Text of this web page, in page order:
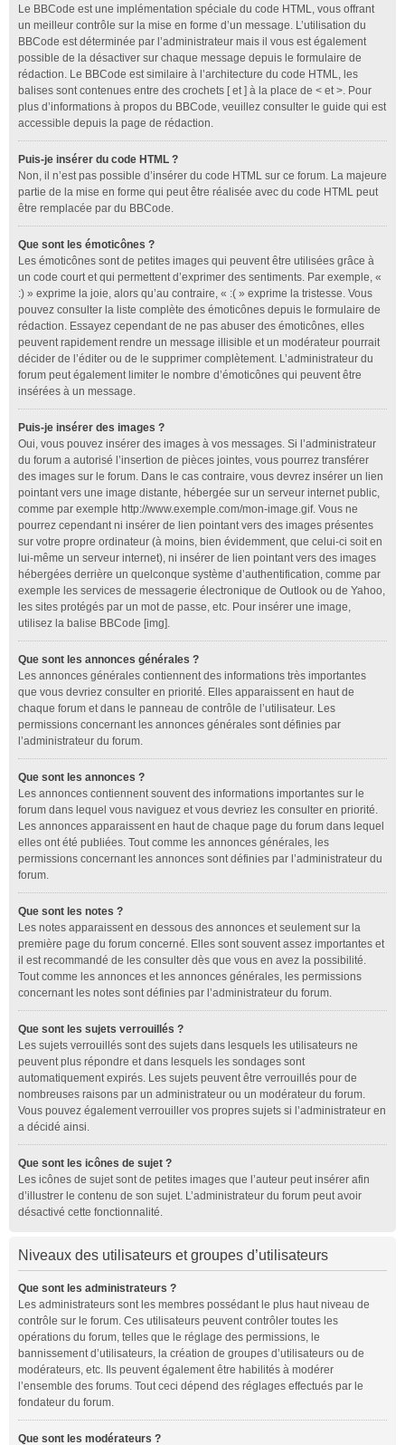
Le BBCode est une implémentation spéciale du code HTML, vous offrant
un meilleur contrôle sur la mise en forme d’un message. L’utilisation du
BBCode est déterminée par l’administrateur mais il vous est également
possible de la désactiver sur chaque message depuis le formulaire de
rédaction. Le BBCode est similaire à l’architecture du code HTML, les
balises sont contenues entre des crochets [ et ] à la place de < et >. Pour
plus d’informations à propos du BBCode, veuillez consulter le guide qui est
accessible depuis la page de rédaction.
Puis-je insérer du code HTML ?
Non, il n’est pas possible d’insérer du code HTML sur ce forum. La majeure
partie de la mise en forme qui peut être réalisée avec du code HTML peut
être remplacée par du BBCode.
Que sont les émoticônes ?
Les émoticônes sont de petites images qui peuvent être utilisées grâce à
un code court et qui permettent d’exprimer des sentiments. Par exemple, «
:) » exprime la joie, alors qu’au contraire, « :( » exprime la tristesse. Vous
pouvez consulter la liste complète des émoticônes depuis le formulaire de
rédaction. Essayez cependant de ne pas abuser des émoticônes, elles
peuvent rapidement rendre un message illisible et un modérateur pourrait
décider de l’éditer ou de le supprimer complètement. L’administrateur du
forum peut également limiter le nombre d’émoticônes qui peuvent être
insérées à un message.
Puis-je insérer des images ?
Oui, vous pouvez insérer des images à vos messages. Si l’administrateur
du forum a autorisé l’insertion de pièces jointes, vous pourrez transférer
des images sur le forum. Dans le cas contraire, vous devrez insérer un lien
pointant vers une image distante, hébergée sur un serveur internet public,
comme par exemple http://www.exemple.com/mon-image.gif. Vous ne
pourrez cependant ni insérer de lien pointant vers des images présentes
sur votre propre ordinateur (à moins, bien évidemment, que celui-ci soit en
lui-même un serveur internet), ni insérer de lien pointant vers des images
hébergées derrière un quelconque système d’authentification, comme par
exemple les services de messagerie électronique de Outlook ou de Yahoo,
les sites protégés par un mot de passe, etc. Pour insérer une image,
utilisez la balise BBCode [img].
Que sont les annonces générales ?
Les annonces générales contiennent des informations très importantes
que vous devriez consulter en priorité. Elles apparaissent en haut de
chaque forum et dans le panneau de contrôle de l’utilisateur. Les
permissions concernant les annonces générales sont définies par
l’administrateur du forum.
Que sont les annonces ?
Les annonces contiennent souvent des informations importantes sur le
forum dans lequel vous naviguez et vous devriez les consulter en priorité.
Les annonces apparaissent en haut de chaque page du forum dans lequel
elles ont été publiées. Tout comme les annonces générales, les
permissions concernant les annonces sont définies par l’administrateur du
forum.
Que sont les notes ?
Les notes apparaissent en dessous des annonces et seulement sur la
première page du forum concerné. Elles sont souvent assez importantes et
il est recommandé de les consulter dès que vous en avez la possibilité.
Tout comme les annonces et les annonces générales, les permissions
concernant les notes sont définies par l’administrateur du forum.
Que sont les sujets verrouillés ?
Les sujets verrouillés sont des sujets dans lesquels les utilisateurs ne
peuvent plus répondre et dans lesquels les sondages sont
automatiquement expirés. Les sujets peuvent être verrouillés pour de
nombreuses raisons par un administrateur ou un modérateur du forum.
Vous pouvez également verrouiller vos propres sujets si l’administrateur en
a décidé ainsi.
Que sont les icônes de sujet ?
Les icônes de sujet sont de petites images que l’auteur peut insérer afin
d’illustrer le contenu de son sujet. L’administrateur du forum peut avoir
désactivé cette fonctionnalité.
Niveaux des utilisateurs et groupes d’utilisateurs
Que sont les administrateurs ?
Les administrateurs sont les membres possédant le plus haut niveau de
contrôle sur le forum. Ces utilisateurs peuvent contrôler toutes les
opérations du forum, telles que le réglage des permissions, le
bannissement d’utilisateurs, la création de groupes d’utilisateurs ou de
modérateurs, etc. Ils peuvent également être habilités à modérer
l’ensemble des forums. Tout ceci dépend des réglages effectués par le
fondateur du forum.
Que sont les modérateurs ?